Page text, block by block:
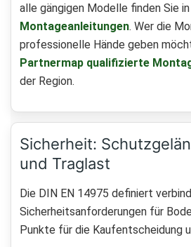
alle gängigen Modelle finden Sie
Montageanleitungen. Wer die
professionelle Hände geben
Partnermap qualifizierte
der Region.
Sicherheit:
und Traglast
Die DIN EN 14975 definiert
Sicherheitsanforderungen für
Punkte für die Kaufentscheidung